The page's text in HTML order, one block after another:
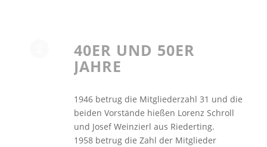
40ER UND 50ER
JAHRE
1946 betrug die Mitgliederzahl 31 und die
beiden Vorstände hießen Lorenz Schroll
und Josef Weinzierl aus Riederting.
1958 betrug die Zahl der Mitglieder